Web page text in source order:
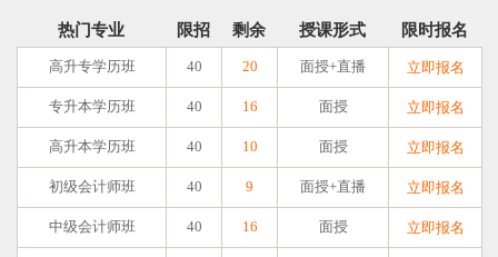
热门专业 限招 剩余 授课形式 限时报名
高升专学历班 40 20 面授+直播 立即报名
专升本学历班 40 16 面授 立即报名
高升本学历班 40 10 面授 立即报名
初级会计师班 40 9 面授+直播 立即报名
中级会计师班 40 16 面授 立即报名